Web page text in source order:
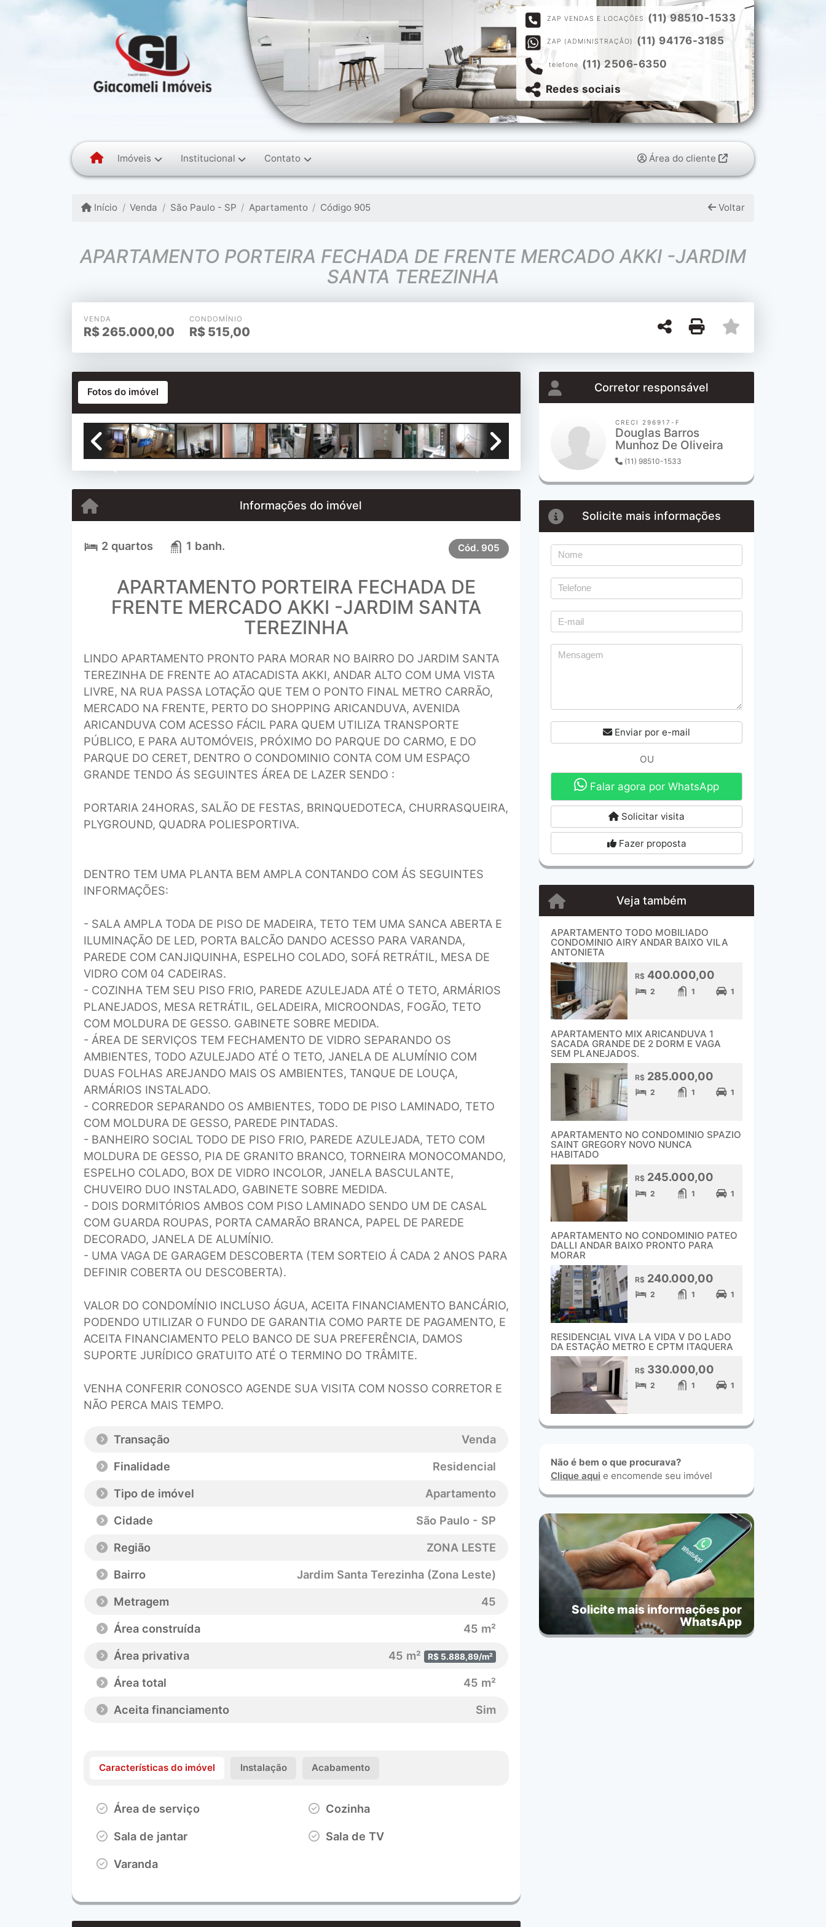
ZAP VENDAS E LOCAÇÕES (11) 98510-1533
ZAP (ADMINISTRAÇÃO) (11) 94176-3185
telefone (11) 2506-6350
Redes sociais
Imóveis Institucional Contato Área do cliente
Início Venda São Paulo - SP Apartamento Código 905 Voltar
APARTAMENTO PORTEIRA FECHADA DE FRENTE MERCADO AKKI -JARDIM
SANTA TEREZINHA
VENDA
R$ 265.000,00
CONDOMÍNIO
R$ 515,00
Fotos do imóvel
Informações do imóvel
2 quartos 1 banh. Cód. 905
APARTAMENTO PORTEIRA FECHADA DE
FRENTE MERCADO AKKI -JARDIM SANTA
TEREZINHA
LINDO APARTAMENTO PRONTO PARA MORAR NO BAIRRO DO JARDIM SANTA
TEREZINHA DE FRENTE AO ATACADISTA AKKI, ANDAR ALTO COM UMA VISTA
LIVRE, NA RUA PASSA LOTAÇÃO QUE TEM O PONTO FINAL METRO CARRÃO,
MERCADO NA FRENTE, PERTO DO SHOPPING ARICANDUVA, AVENIDA
ARICANDUVA COM ACESSO FÁCIL PARA QUEM UTILIZA TRANSPORTE
PÚBLICO, E PARA AUTOMÓVEIS, PRÓXIMO DO PARQUE DO CARMO, E DO
PARQUE DO CERET, DENTRO O CONDOMINIO CONTA COM UM ESPAÇO
GRANDE TENDO ÁS SEGUINTES ÁREA DE LAZER SENDO :
PORTARIA 24HORAS, SALÃO DE FESTAS, BRINQUEDOTECA, CHURRASQUEIRA,
PLYGROUND, QUADRA POLIESPORTIVA.
DENTRO TEM UMA PLANTA BEM AMPLA CONTANDO COM ÁS SEGUINTES
INFORMAÇÕES:
- SALA AMPLA TODA DE PISO DE MADEIRA, TETO TEM UMA SANCA ABERTA E
ILUMINAÇÃO DE LED, PORTA BALCÃO DANDO ACESSO PARA VARANDA,
PAREDE COM CANJIQUINHA, ESPELHO COLADO, SOFÁ RETRÁTIL, MESA DE
VIDRO COM 04 CADEIRAS.
- COZINHA TEM SEU PISO FRIO, PAREDE AZULEJADA ATÉ O TETO, ARMÁRIOS
PLANEJADOS, MESA RETRÁTIL, GELADEIRA, MICROONDAS, FOGÃO, TETO
COM MOLDURA DE GESSO. GABINETE SOBRE MEDIDA.
- ÁREA DE SERVIÇOS TEM FECHAMENTO DE VIDRO SEPARANDO OS
AMBIENTES, TODO AZULEJADO ATÉ O TETO, JANELA DE ALUMÍNIO COM
DUAS FOLHAS AREJANDO MAIS OS AMBIENTES, TANQUE DE LOUÇA,
ARMÁRIOS INSTALADO.
- CORREDOR SEPARANDO OS AMBIENTES, TODO DE PISO LAMINADO, TETO
COM MOLDURA DE GESSO, PAREDE PINTADAS.
- BANHEIRO SOCIAL TODO DE PISO FRIO, PAREDE AZULEJADA, TETO COM
MOLDURA DE GESSO, PIA DE GRANITO BRANCO, TORNEIRA MONOCOMANDO,
ESPELHO COLADO, BOX DE VIDRO INCOLOR, JANELA BASCULANTE,
CHUVEIRO DUO INSTALADO, GABINETE SOBRE MEDIDA.
- DOIS DORMITÓRIOS AMBOS COM PISO LAMINADO SENDO UM DE CASAL
COM GUARDA ROUPAS, PORTA CAMARÃO BRANCA, PAPEL DE PAREDE
DECORADO, JANELA DE ALUMÍNIO.
- UMA VAGA DE GARAGEM DESCOBERTA (TEM SORTEIO Á CADA 2 ANOS PARA
DEFINIR COBERTA OU DESCOBERTA).
VALOR DO CONDOMÍNIO INCLUSO ÁGUA, ACEITA FINANCIAMENTO BANCÁRIO,
PODENDO UTILIZAR O FUNDO DE GARANTIA COMO PARTE DE PAGAMENTO, E
ACEITA FINANCIAMENTO PELO BANCO DE SUA PREFERÊNCIA, DAMOS
SUPORTE JURÍDICO GRATUITO ATÉ O TERMINO DO TRÂMITE.
VENHA CONFERIR CONOSCO AGENDE SUA VISITA COM NOSSO CORRETOR E
NÃO PERCA MAIS TEMPO.
Transação
Venda
Finalidade
Residencial
Tipo de imóvel
Apartamento
Cidade
São Paulo - SP
Região
ZONA LESTE
Bairro
Jardim Santa Terezinha (Zona Leste)
Metragem
45
Área construída
45 m²
Área privativa
45 m² R$ 5.888,89/m²
Área total
45 m²
Aceita financiamento
Sim
Características do imóvel Instalação Acabamento
Área de serviço Cozinha
Sala de jantar Sala de TV
Varanda
Corretor responsável
CRECI 296917-F
Douglas Barros
Munhoz De Oliveira
(11) 98510-1533
Solicite mais informações
Enviar por e-mail
OU
Falar agora por WhatsApp
Solicitar visita
Fazer proposta
Veja também
APARTAMENTO TODO MOBILIADO
CONDOMINIO AIRY ANDAR BAIXO VILA
ANTONIETA
R$400.000,00
2 1 1
APARTAMENTO MIX ARICANDUVA 1
SACADA GRANDE DE 2 DORM E VAGA
SEM PLANEJADOS.
R$285.000,00
2 1 1
APARTAMENTO NO CONDOMINIO SPAZIO
SAINT GREGORY NOVO NUNCA
HABITADO
R$245.000,00
2 1 1
APARTAMENTO NO CONDOMINIO PATEO
DALLI ANDAR BAIXO PRONTO PARA
MORAR
R$240.000,00
2 1 1
RESIDENCIAL VIVA LA VIDA V DO LADO
DA ESTAÇÃO METRO E CPTM ITAQUERA
R$330.000,00
2 1 1
Não é bem o que procurava?
Clique aqui e encomende seu imóvel
Solicite mais informações por
WhatsApp